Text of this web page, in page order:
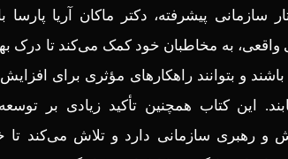
سازمانی پیشرفته، دکتر ماکان آریا
واقعی، به مخاطبان خود کمک می‌کند تا درک
باشند و بتوانند راهکارهای مؤثری برای
این کتاب همچنین تأکید زیادی بر
و رهبری سازمانی دارد و تلاش می‌کند تا